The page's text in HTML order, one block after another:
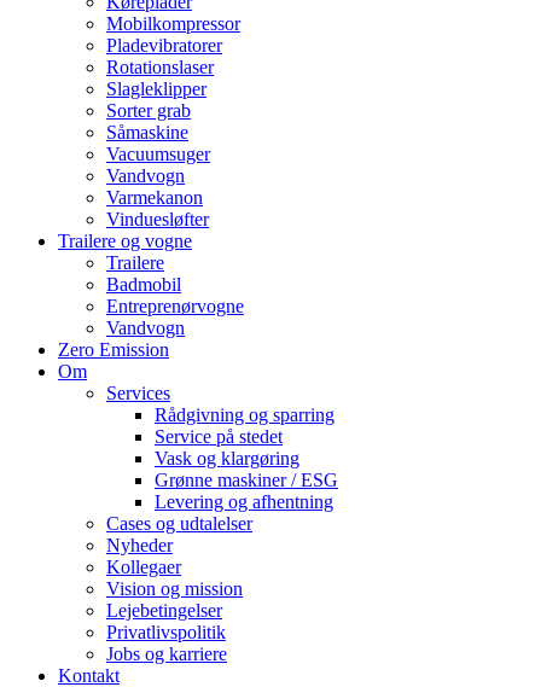
Mobilkompressor
Pladevibratorer
Rotationslaser
Slagleklipper
Sorter grab
Såmaskine
Vacuumsuger
Vandvogn
Varmekanon
Vinduesløfter
Trailere og vogne
Trailere
Badmobil
Entreprenørvogne
Vandvogn
Zero Emission
Om
Services
Rådgivning og sparring
Service på stedet
Vask og klargøring
Grønne maskiner / ESG
Levering og afhentning
Cases og udtalelser
Nyheder
Kollegaer
Vision og mission
Lejebetingelser
Privatlivspolitik
Jobs og karriere
Kontakt